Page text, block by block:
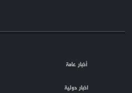
أخبار عامة
اخبار دولية